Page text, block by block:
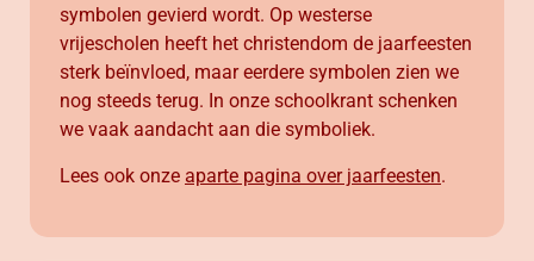
symbolen gevierd wordt. Op westerse
vrijescholen heeft het christendom de jaarfeesten
sterk beïnvloed, maar eerdere symbolen zien we
nog steeds terug. In onze schoolkrant schenken
we vaak aandacht aan die symboliek.
Lees ook onze aparte pagina over jaarfeesten.